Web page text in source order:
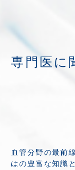
専門医に
血管分野の最前
はの豊富な知識